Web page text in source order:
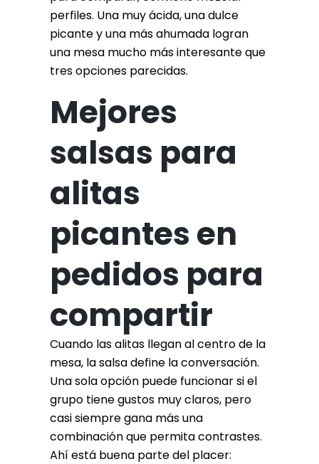
perfiles. Una muy ácida, una dulce
picante y una más ahumada logran
una mesa mucho más interesante que
tres opciones parecidas.
Mejores
salsas para
alitas
picantes en
pedidos para
compartir
Cuando las alitas llegan al centro de la
mesa, la salsa define la conversación.
Una sola opción puede funcionar si el
grupo tiene gustos muy claros, pero
casi siempre gana más una
combinación que permita contrastes.
Ahí está buena parte del placer: